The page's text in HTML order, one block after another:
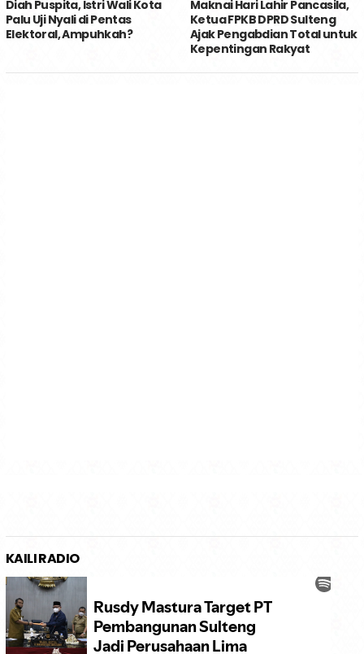
Diah Puspita, Istri Wali Kota
Palu Uji Nyali di Pentas
Elektoral, Ampuhkah?
Maknai Hari Lahir Pancasila,
Ketua FPKB DPRD Sulteng
Ajak Pengabdian Total untuk
Kepentingan Rakyat
KAILI RADIO